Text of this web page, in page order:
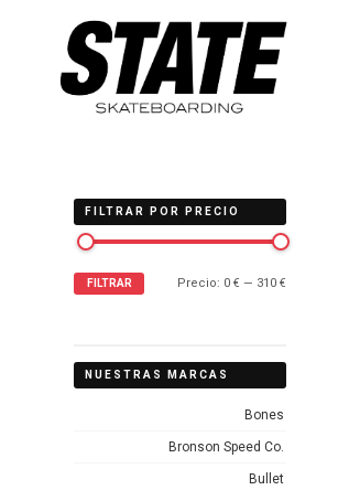
FILTRAR POR PRECIO
FILTRAR Precio: 0 € — 310 €
NUESTRAS MARCAS
Bones
Bronson Speed Co.
Bullet